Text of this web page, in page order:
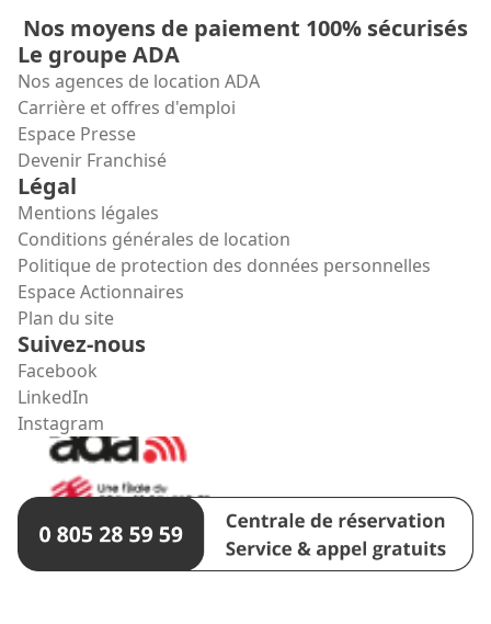
Nos moyens de paiement 100% sécurisés
Le groupe ADA
Nos agences de location ADA
Carrière et offres d'emploi
Espace Presse
Devenir Franchisé
Légal
Mentions légales
Conditions générales de location
Politique de protection des données personnelles
Espace Actionnaires
Plan du site
Suivez-nous
Facebook
LinkedIn
Instagram